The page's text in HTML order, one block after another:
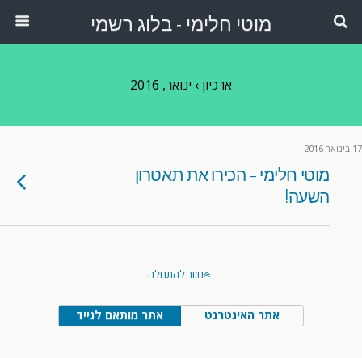
מוטי חלימי - בלוג רשמי
ארכיון › ינואר, 2016
17 בינואר 2016
מוטי חלימי – הכירו את תאטרון
השעה!
חזור להתחלה
אתר מותאם לנייד אתר האינטרנט